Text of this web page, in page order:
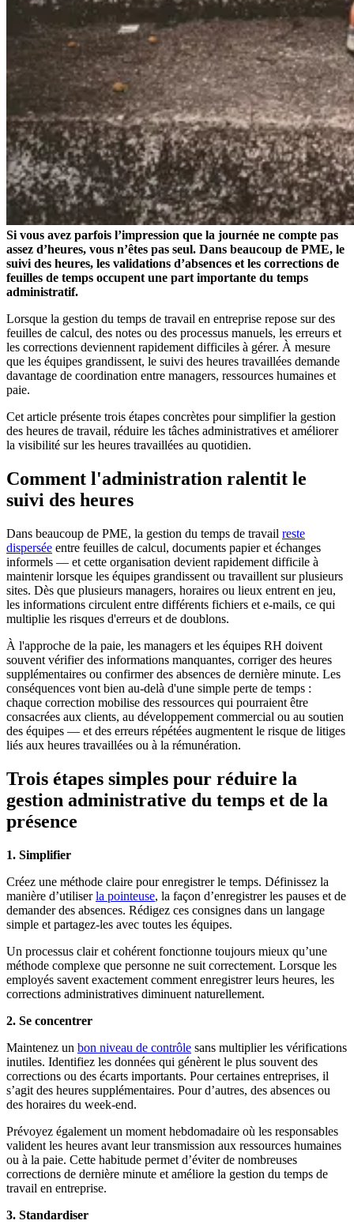
Si vous avez parfois l’impression que la journée ne compte pas
assez d’heures, vous n’êtes pas seul. Dans beaucoup de PME, le
suivi des heures, les validations d’absences et les corrections de
feuilles de temps occupent une part importante du temps
administratif.
Lorsque la gestion du temps de travail en entreprise repose sur des
feuilles de calcul, des notes ou des processus manuels, les erreurs et
les corrections deviennent rapidement difficiles à gérer. À mesure
que les équipes grandissent, le suivi des heures travaillées demande
davantage de coordination entre managers, ressources humaines et
paie.
Cet article présente trois étapes concrètes pour simplifier la gestion
des heures de travail, réduire les tâches administratives et améliorer
la visibilité sur les heures travaillées au quotidien.
Comment l'administration ralentit le
suivi des heures
Dans beaucoup de PME, la gestion du temps de travail reste
dispersée entre feuilles de calcul, documents papier et échanges
informels — et cette organisation devient rapidement difficile à
maintenir lorsque les équipes grandissent ou travaillent sur plusieurs
sites. Dès que plusieurs managers, horaires ou lieux entrent en jeu,
les informations circulent entre différents fichiers et e-mails, ce qui
multiplie les risques d'erreurs et de doublons.
À l'approche de la paie, les managers et les équipes RH doivent
souvent vérifier des informations manquantes, corriger des heures
supplémentaires ou confirmer des absences de dernière minute. Les
conséquences vont bien au-delà d'une simple perte de temps :
chaque correction mobilise des ressources qui pourraient être
consacrées aux clients, au développement commercial ou au soutien
des équipes — et des erreurs répétées augmentent le risque de litiges
liés aux heures travaillées ou à la rémunération.
Trois étapes simples pour réduire la
gestion administrative du temps et de la
présence
1. Simplifier
Créez une méthode claire pour enregistrer le temps. Définissez la
manière d’utiliserla pointeuse, la façon d’enregistrer les pauses et de
demander des absences. Rédigez ces consignes dans un langage
simple et partagez-les avec toutes les équipes.
Un processus clair et cohérent fonctionne toujours mieux qu’une
méthode complexe que personne ne suit correctement. Lorsque les
employés savent exactement comment enregistrer leurs heures, les
corrections administratives diminuent naturellement.
2. Se concentrer
Maintenez un bon niveau de contrôle sans multiplier les vérifications
inutiles. Identifiez les données qui génèrent le plus souvent des
corrections ou des écarts importants. Pour certaines entreprises, il
s’agit des heures supplémentaires. Pour d’autres, des absences ou
des horaires du week-end.
Prévoyez également un moment hebdomadaire où les responsables
valident les heures avant leur transmission aux ressources humaines
ou à la paie. Cette habitude permet d’éviter de nombreuses
corrections de dernière minute et améliore la gestion du temps de
travail en entreprise.
3. Standardiser